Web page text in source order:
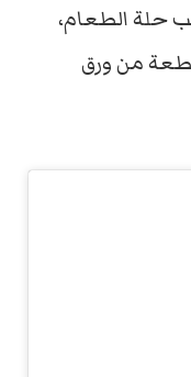
حلة الطعام،
من ورق